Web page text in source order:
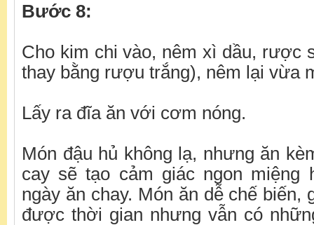
Bước 8:
Cho kim chi vào, nêm xì dầu, rược
thay bằng rượu trắng), nêm lại vừa
Lấy ra đĩa ăn với cơm nóng.
Món đậu hủ không lạ, nhưng ăn
cay sẽ tạo cảm giác ngon miệng
ngày ăn chay. Món ăn dễ chế biến,
được thời gian nhưng vẫn có